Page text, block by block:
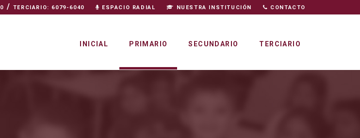
/ TERCIARIO: 6079-6040 ESPACIO RADIAL NUESTRA INSTITUCIÓN CONTACTO
INICIAL PRIMARIO SECUNDARIO TERCIARIO